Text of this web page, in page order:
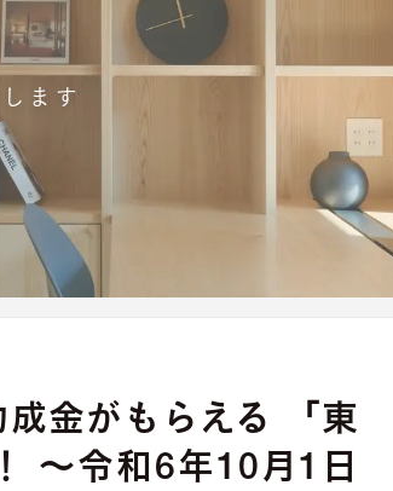
ます
金がもらえる 「東
～令和6年10月1日